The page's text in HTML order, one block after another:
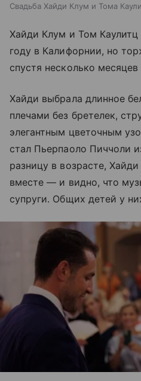
Свадьба Хайди Клум и Тома
Хайди Клум и Том Каулитц
году в Калифорнии, но
спустя несколько
Хайди выбрала длинное
плечами без бретелек,
элегантным цветочным
стал Пьерпаоло Пиччоли
разницу в возрасте,
вместе — и видно, что
супруги. Общих детей у